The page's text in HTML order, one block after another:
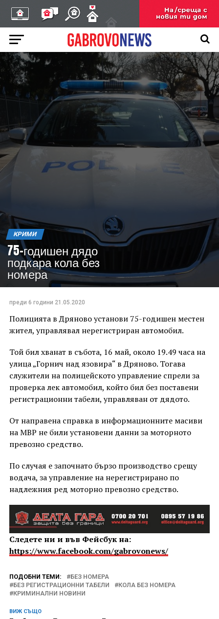
КРИМИ
75-годишен дядо
подкара кола без
номера
преди 6 години 21.05.2020
Полицията в Дряново установи 75-годишен местен
жител, управлявал нерегистриран автомобил.
Той бил хванат в събота, 16 май, около 19.49 часа на
улица „Горнич над язовира“ в Дряново. Тогава
служители на полицейското управление спрели за
проверка лек автомобил, който бил без поставени
регистрационни табели, управляван от дядото.
От направена справка в информационните масиви
на МВР не били установени данни за моторното
превозно средство.
По случая е започнато бързо производство срещу
водача, за управление на нерегистрирано по
надлежния ред моторно превозно средство.
Следете ни и във Фейсбук на:
https://www.facebook.com/gabrovonews/
ПОДОБНИ ТЕМИ:
БЕЗ НОМЕРА
БЕЗ РЕГИСТРАЦИОННИ ТАБЕЛИ
КОЛА БЕЗ НОМЕРА
КРИМИНАЛНИ НОВИНИ
ВИЖ СЪЩО